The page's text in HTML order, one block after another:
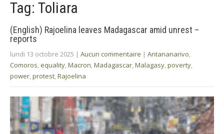
Tag: Toliara
(English) Rajoelina leaves Madagascar amid unrest –
reports
lundi 13 octobre 2025 | Aucun commentaire | Antananarivo
Comoros equality Macron Madagascar Malagasy poverty
power protest Rajoelina